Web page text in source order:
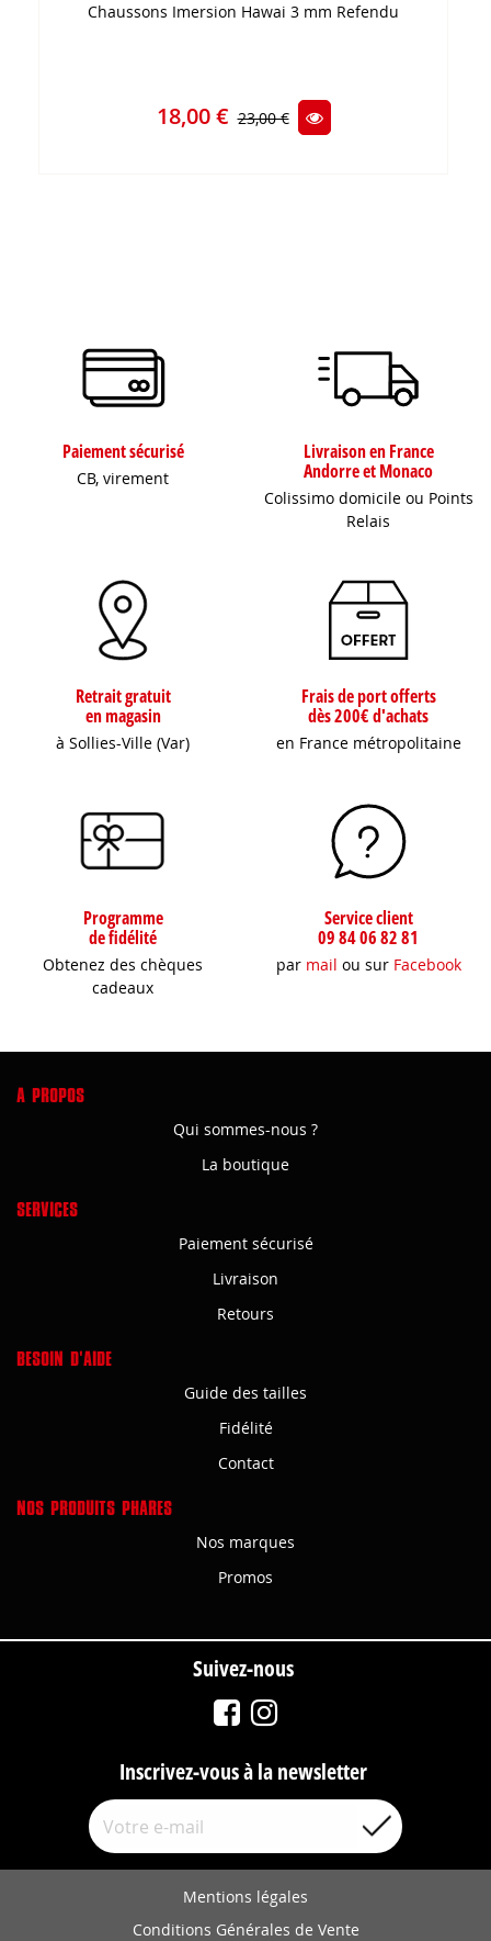
Chaussons Imersion Hawai 3 mm Refendu
18,00 € 23,00 €
Paiement sécurisé
CB, virement
Livraison en France
Andorre et Monaco
Colissimo domicile ou Points
Relais
Retrait gratuit
en magasin
à Sollies-Ville (Var)
Frais de port offerts
dès 200€ d'achats
en France métropolitaine
Programme
de fidélité
Obtenez des chèques
cadeaux
Service client
09 84 06 82 81
par mail ou sur Facebook
A PROPOS
Qui sommes-nous ?
La boutique
SERVICES
Paiement sécurisé
Livraison
Retours
BESOIN D'AIDE
Guide des tailles
Fidélité
Contact
NOS PRODUITS PHARES
Nos marques
Promos
Suivez-nous
Inscrivez-vous à la newsletter
Mentions légales
Conditions Générales de Vente